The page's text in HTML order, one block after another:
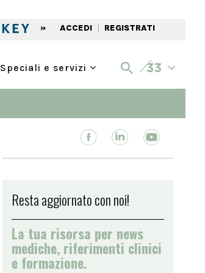
» ACCEDI | REGISTRATI
Speciali e servizi
Resta aggiornato con noi!
La tua risorsa per news
mediche, riferimenti clinici
e formazione.